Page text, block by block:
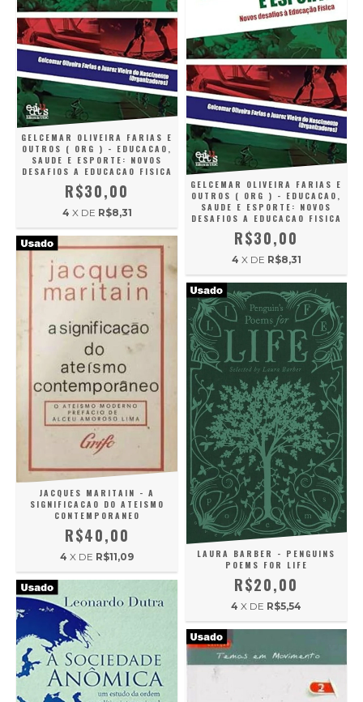
GELCEMAR OLIVEIRA FARIAS E
OUTROS ( ORG ) - EDUCACAO,
SAUDE E ESPORTE: NOVOS
DESAFIOS A EDUCACAO FISICA
R$30,00
4 X DE R$8,31
GELCEMAR OLIVEIRA FARIAS E
OUTROS ( ORG ) - EDUCACAO,
SAUDE E ESPORTE: NOVOS
DESAFIOS A EDUCACAO FISICA
R$30,00
4 X DE R$8,31
JACQUES MARITAIN - A
SIGNIFICACAO DO ATEISMO
CONTEMPORANEO
R$40,00
4 X DE R$11,09
LAURA BARBER - PENGUINS
POEMS FOR LIFE
R$20,00
4 X DE R$5,54